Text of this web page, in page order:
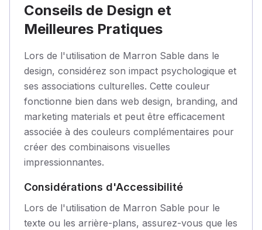
Conseils de Design et
Meilleures Pratiques
Lors de l'utilisation de Marron Sable dans le
design, considérez son impact psychologique et
ses associations culturelles. Cette couleur
fonctionne bien dans web design, branding, and
marketing materials et peut être efficacement
associée à des couleurs complémentaires pour
créer des combinaisons visuelles
impressionnantes.
Considérations d'Accessibilité
Lors de l'utilisation de Marron Sable pour le
texte ou les arrière-plans, assurez-vous que les